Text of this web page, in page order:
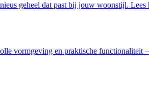
geheel dat past bij jouw woonstijl.
vormgeving en praktische functionaliteit